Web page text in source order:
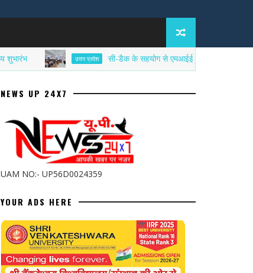
उत्तर प्रदेश सी-डैक के सहयोग से एमआईईटी में साइबर सिक्योरिटी
NEWS UP 24X7
UAM NO:- UP56D0024359
YOUR ADS HERE